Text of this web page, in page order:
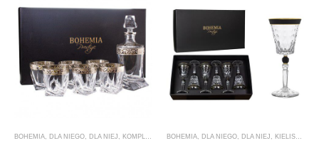
BOHEMIA, DLA NIEGO, DLA NIEJ , KOMPLETY KOMPLETY DO WHISKY, NOWOŚCI ,PREZENTY
BOHEMIA, DLA NIEGO, DLA NIEJ , KIELISZKI